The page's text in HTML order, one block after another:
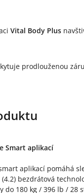
Vital Body Plus
prodlouženou
Smart aplikací
aplikací pomáhá
bezdrátová
do 180 kg / 396 lb / 28